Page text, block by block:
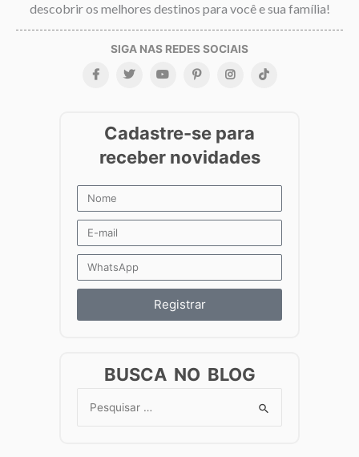
descobrir os melhores destinos para você e sua família!
Registrar
BUSCA NO BLOG
Search